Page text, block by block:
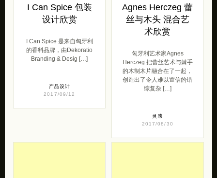
I Can Spice 包装
设计欣赏
I Can Spice 是来自匈牙利
的香料品牌，由Dekoratio
Branding & Desig […]
产品设计
2017/09/12
Agnes Herczeg 蕾
丝与木头 混合艺
术欣赏
匈牙利艺术家Agnes
Herczeg 把蕾丝艺术与棘手
的木制木片融合在了一起，
创造出了令人难以置信的错
综复杂 […]
灵感
2017/08/30